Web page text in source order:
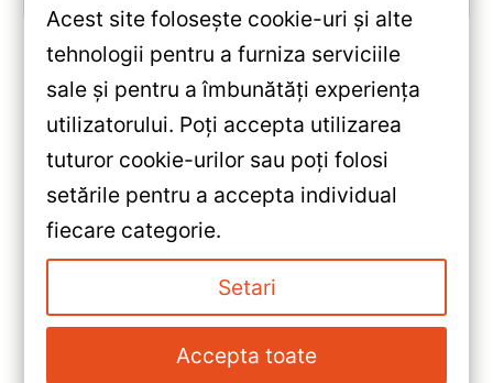
«Navigație Auto CC2 Plus Ford
Mondeo 5 (2022-2023) 9″
QLED 4+32GB — Teyes —
Recenzie Detaliată, Testare &
Recomandări
Navigație Auto Teyes CC3L
Ford F150 2015-2020 4+32GB
9″ IPS — Recenzie Detaliată,
Testare & Recomandări
Acest site folosește cookie-uri și alte
tehnologii pentru a furniza serviciile
sale și pentru a îmbunătăți experiența
utilizatorului. Poți accepta utilizarea
tuturor cookie-urilor sau poți folosi
setările pentru a accepta individual
fiecare categorie.
Setari
Accepta toate